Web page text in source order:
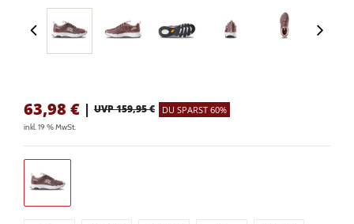
63,98 € | UVP 159,95 € DU SPARST 60%
inkl. 19 % MwSt.